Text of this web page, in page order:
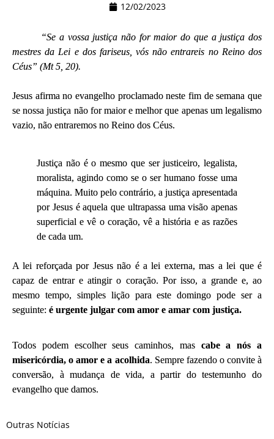
12/02/2023
“Se a vossa justiça não for maior do que a justiça dos
mestres da Lei e dos fariseus, vós não entrareis no Reino dos
Céus” (Mt 5, 20).
Jesus afirma no evangelho proclamado neste fim de semana que
se nossa justiça não for maior e melhor que apenas um legalismo
vazio, não entraremos no Reino dos Céus.
Justiça não é o mesmo que ser justiceiro, legalista,
moralista, agindo como se o ser humano fosse uma
máquina. Muito pelo contrário, a justiça apresentada
por Jesus é aquela que ultrapassa uma visão apenas
superficial e vê o coração, vê a história e as razões
de cada um.
A lei reforçada por Jesus não é a lei externa, mas a lei que é
capaz de entrar e atingir o coração. Por isso, a grande e, ao
mesmo tempo, simples lição para este domingo pode ser a
seguinte: é urgente julgar com amor e amar com justiça.
Todos podem escolher seus caminhos, mas cabe a nós a
misericórdia, o amor e a acolhida. Sempre fazendo o convite à
conversão, à mudança de vida, a partir do testemunho do
evangelho que damos.
Outras Notícias